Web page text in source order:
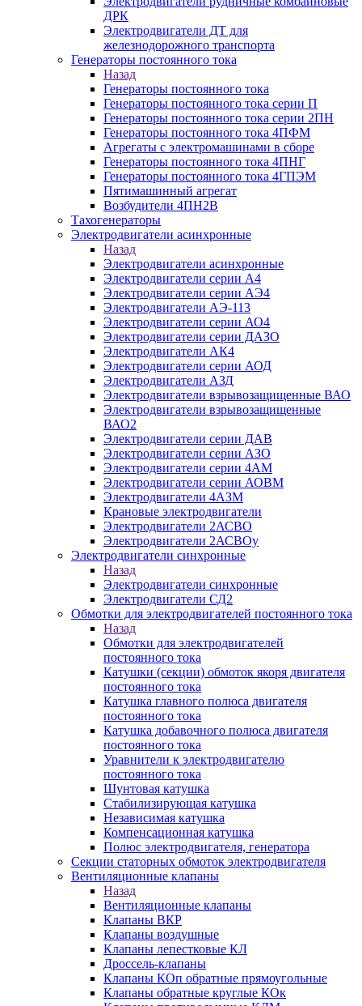
ДРК
Электродвигатели ДТ для
железнодорожного транспорта
Генераторы постоянного тока
Назад
Генераторы постоянного тока
Генераторы постоянного тока серии П
Генераторы постоянного тока серии 2ПН
Генераторы постоянного тока 4ПФМ
Агрегаты с электромашинами в сборе
Генераторы постоянного тока 4ПНГ
Генераторы постоянного тока 4ГПЭМ
Пятимашинный агрегат
Возбудители 4ПН2В
Тахогенераторы
Электродвигатели асинхронные
Назад
Электродвигатели асинхронные
Электродвигатели серии А4
Электродвигатели серии АЭ4
Электродвигатели АЭ-113
Электродвигатели серии АО4
Электродвигатели серии ДАЗО
Электродвигатели АК4
Электродвигатели серии АОД
Электродвигатели АЗД
Электродвигатели взрывозащищенные ВАО
Электродвигатели взрывозащищенные
ВАО2
Электродвигатели серии ДАВ
Электродвигатели серии АЗО
Электродвигатели серии 4АМ
Электродвигатели серии АОВМ
Электродвигатели 4АЗМ
Крановые электродвигатели
Электродвигатели 2АСВО
Электродвигатели 2АСВОу
Электродвигатели синхронные
Назад
Электродвигатели синхронные
Электродвигатели СД2
Обмотки для электродвигателей постоянного тока
Назад
Обмотки для электродвигателей
постоянного тока
Катушки (секции) обмоток якоря двигателя
постоянного тока
Катушка главного полюса двигателя
постоянного тока
Катушка добавочного полюса двигателя
постоянного тока
Уравнители к электродвигателю
постоянного тока
Шунтовая катушка
Стабилизирующая катушка
Независимая катушка
Компенсационная катушка
Полюс электродвигателя, генератора
Секции статорных обмоток электродвигателя
Вентиляционные клапаны
Назад
Вентиляционные клапаны
Клапаны ВКР
Клапаны воздушные
Клапаны лепестковые КЛ
Дроссель-клапаны
Клапаны КОп обратные прямоугольные
Клапаны обратные круглые КОк